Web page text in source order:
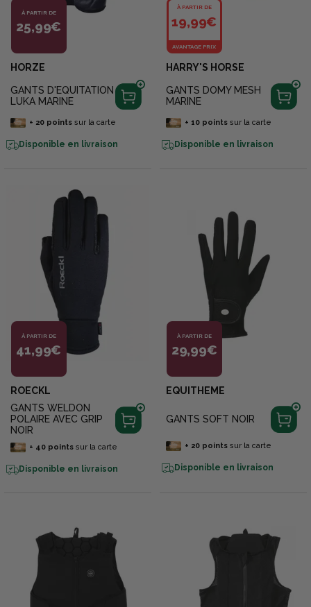
À PARTIR DE
25,99€
HORZE
GANTS D'EQUITATION
LUKA MARINE
+ 20pointssur la carte
Disponible en livraison
À PARTIR DE
19,99€
AVANTAGE PRIX
HARRY'S HORSE
GANTS DOMY MESH
MARINE
+ 10pointssur la carte
Disponible en livraison
À PARTIR DE
41,99€
ROECKL
GANTS WELDON
POLAIRE AVEC GRIP
NOIR
+ 40pointssur la carte
Disponible en livraison
À PARTIR DE
29,99€
EQUITHEME
GANTS SOFT NOIR
+ 20pointssur la carte
Disponible en livraison